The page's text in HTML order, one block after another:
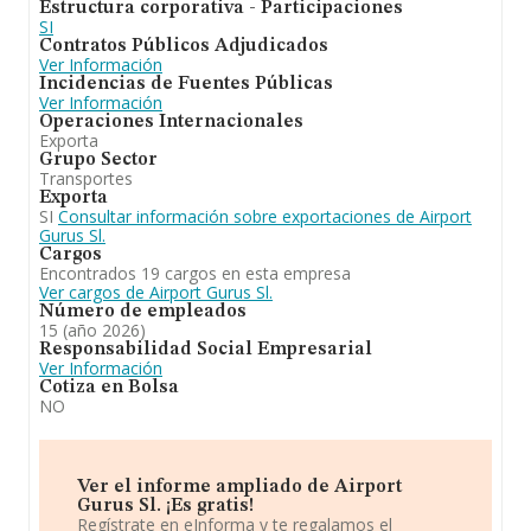
Estructura corporativa - Participaciones
SI
Contratos Públicos Adjudicados
Ver Información
Incidencias de Fuentes Públicas
Ver Información
Operaciones Internacionales
Exporta
Grupo Sector
Transportes
Exporta
SI Consultar información sobre exportaciones de Airport
Gurus Sl.
Cargos
Encontrados 19 cargos en esta empresa
Ver cargos de Airport Gurus Sl.
Número de empleados
15 (año 2026)
Responsabilidad Social Empresarial
Ver Información
Cotiza en Bolsa
NO
Ver el informe ampliado de Airport
Gurus Sl. ¡Es gratis!
Regístrate en eInforma y te regalamos el